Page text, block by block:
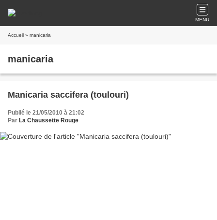
MENU
Accueil » manicaria
manicaria
Manicaria saccifera (toulouri)
Publié le 21/05/2010 à 21:02
Par La Chaussette Rouge